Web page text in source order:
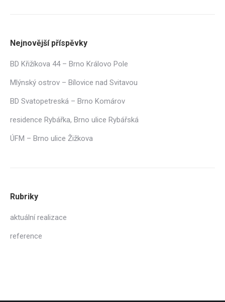
Nejnovější příspěvky
BD Křižíkova 44 – Brno Královo Pole
Mlýnský ostrov – Bílovice nad Svitavou
BD Svatopetreská – Brno Komárov
residence Rybářka, Brno ulice Rybářská
ÚFM – Brno ulice Žižkova
Rubriky
aktuální realizace
reference